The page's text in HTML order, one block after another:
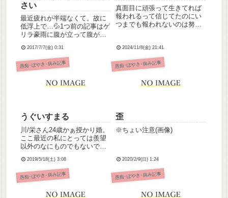
さい
最近疲れが半端なくて。故に
低浮上で…💦1つ前の記事はゲ
リラ豪雨に腹が立って腹が立
のです。準夜明けだったこと
もあり、あまりにむしゃくし
ゃして。すみません。だって
ざんざん降って衣類と靴をべ
2017/7/7(金) 0:31
真面目に頑張って生きてれば
報われるって信じてたのにい
つまでも報われないのは努力
らいいの神様やお天道様はち
ゃんと見てるよ、って誰か
が、生きてたらいいことある
よって前の主治医は言ってた
けどだれ...
2024/11/8(金) 21:41
愚痴･ぼやき･病み記事
うぐいすまる
川/栄さん24歳かぁ授かり婚。
ここ最近の私にとっては羨望
以外のなにものでもないです
ます泣
2019/5/18(土) 3:08
愚痴･ぼやき･病み記事
歪
※ちょい注意(画像)
2020/2/9(日) 1:24
愚痴･ぼやき･病み記事 愚痴･ぼやき･病み記事